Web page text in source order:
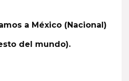
a México (Nacional)
del mundo).